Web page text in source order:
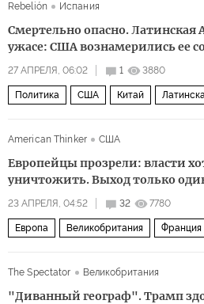
Rebelión
Испания
Смертельно опасно. Латинская
ужасе: США вознамерились ее
27 АПРЕЛЯ, 06:02 1 3880
Политика США Китай
American Thinker США
Европейцы прозрели: власти
уничтожить. Выход только
23 АПРЕЛЯ, 04:52 32 7780
Европа Великобритания Франция
The Spectator Великобритания
"Диванный географ". Трамп